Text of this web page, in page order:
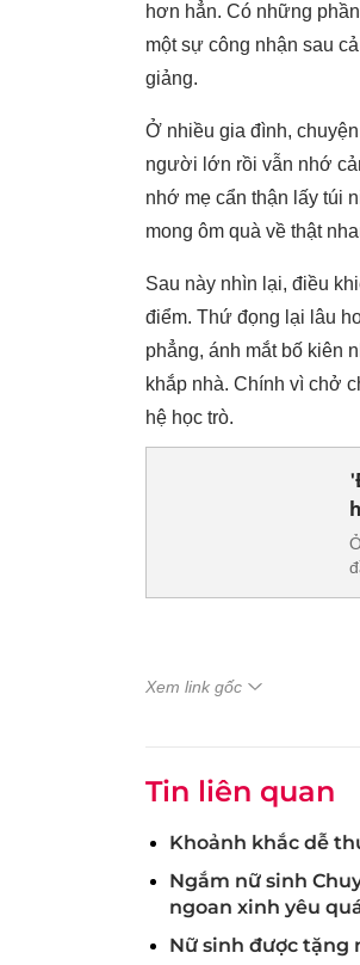
hơn hẳn. Có những
một sự công nhận sau
giảng.
Ở nhiều gia đình,
người lớn rồi vẫn nhớ
nhớ mẹ cẩn thận lấy túi
mong ôm quà về thật
Sau này nhìn lại, điều
điểm. Thứ đọng lại lâu
phẳng, ánh mắt bố kiên
khắp nhà. Chính vì chở
hệ học trò.
Xem link gốc
Tin liên quan
Khoảnh khắc dễ
Ngắm nữ sinh
ngoan xinh yêu
Nữ sinh được tặng